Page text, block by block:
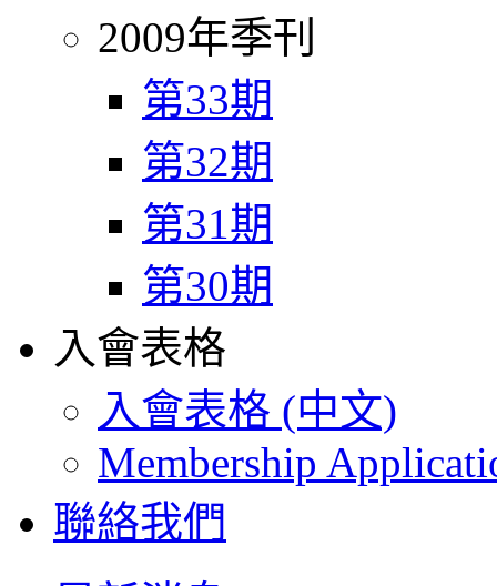
2009年季刊
第33期
第32期
第31期
第30期
入會表格
入會表格 (中文)
Membership
聯絡我們